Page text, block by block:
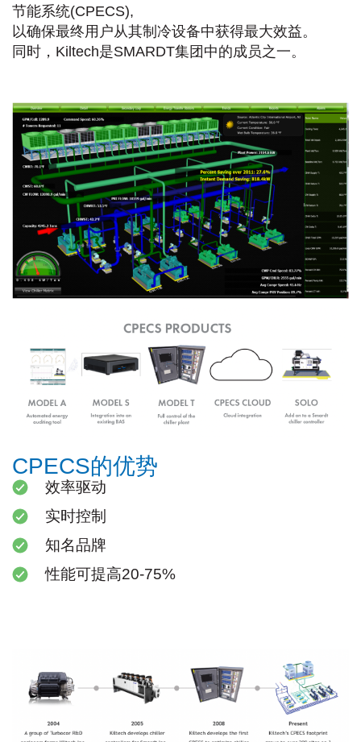
节能系统(CPECS),
以确保最终用户从其制冷设备中获得最大效益。
同时，Kiltech是SMARDT集团中的成员之一。
CPECS的优势
效率驱动
实时控制
知名品牌
性能可提高20-75%